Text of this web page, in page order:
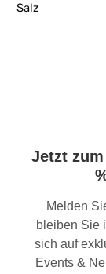
Salz
Jetzt
Melden
bleiben Sie
sich auf
Events &